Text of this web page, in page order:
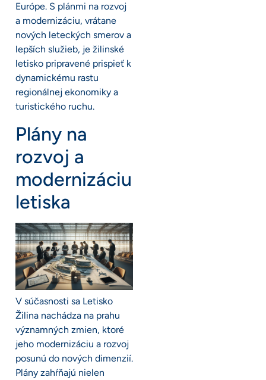
Európe. S plánmi na rozvoj
a modernizáciu, vrátane
nových leteckých smerov a
lepších služieb, je žilinské
letisko pripravené prispieť k
dynamickému rastu
regionálnej ekonomiky a
turistického ruchu.
Plány na
rozvoj a
modernizáciu
letiska
V súčasnosti sa Letisko
Žilina nachádza na prahu
významných zmien, ktoré
jeho modernizáciu a rozvoj
posunú do nových dimenzií.
Plány zahŕňajú nielen